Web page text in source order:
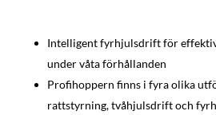
Intelligent fyrhjulsdrift för
under våta förhållanden
Profihoppern finns i fyra olika
rattstyrning, tvåhjulsdrift och